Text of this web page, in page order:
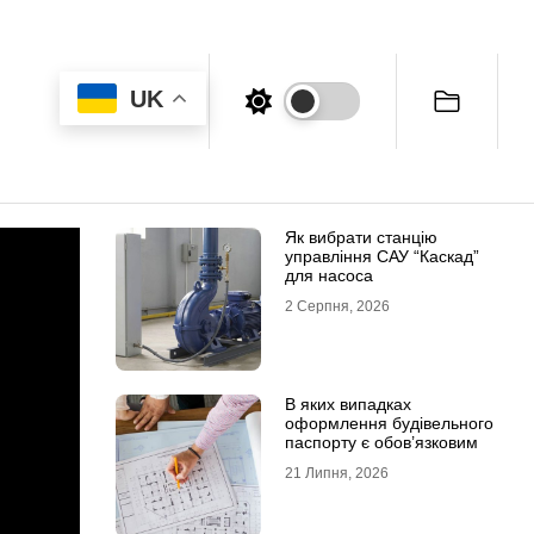
UK
Як вибрати станцію
управління САУ “Каскад”
для насоса
2 Серпня, 2026
В яких випадках
оформлення будівельного
паспорту є обов’язковим
21 Липня, 2026